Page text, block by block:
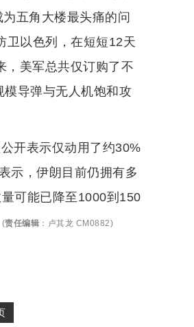
五角大楼最头痛的问
卫以色列，在短短12天
，美军总共仅订购了不
导弹与无人机饱和攻
开表示仅动用了约30%
示，伊朗目前仍拥有多
可能已降至1000到150
(责任编辑 ： 卢其龙 CM0882)